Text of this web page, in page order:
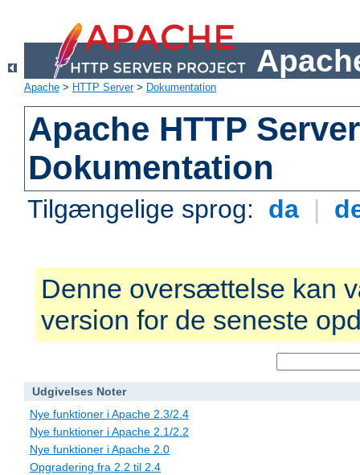
Apache > HTTP Server> Dokumentation
Apache HTTP
Dokumentation
Tilgængelige sprog: da |
Denne oversættelse kan
version for de seneste
Udgivelses Noter
Nye funktioner i Apache 2.3/2.4
Nye funktioner i Apache 2.1/2.2
Nye funktioner i Apache 2.0
Opgradering fra 2.2 til 2.4